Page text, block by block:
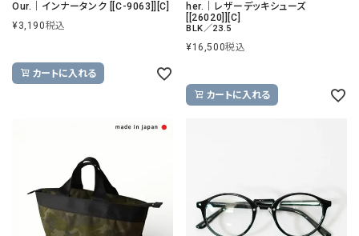
Our.｜インナータンク [[C-9063]][C]
¥3,190税込
カートに入れる
her.｜レザーデッキシューズ
[[26020]][C]
BLK／23.5
¥16,500税込
カートに入れる